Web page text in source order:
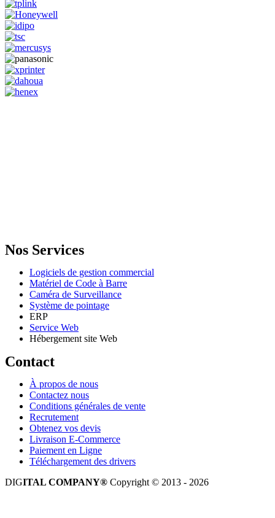
Nos Services
Logiciels de gestion commercial
Matériel de Code à Barre
Caméra de Surveillance
Système de pointage
ERP
Service Web
Hébergement site Web
Contact
À propos de nous
Contactez nous
Conditions générales de vente
Recrutement
Obtenez vos devis
Livraison E-Commerce
Paiement en Ligne
Téléchargement des drivers
DIGITAL COMPANY® Copyright © 2013 - 2026